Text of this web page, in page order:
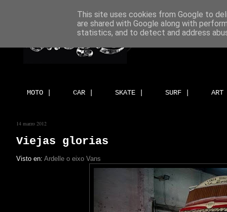
MOTO | CAR | SKATE | SURF |
14 marzo 2012
Viejas glorias
Visto en: Ardelle o eixo Vans
This site uses cookies from Google to
are shared with Google along with
statistics, and to detect and address